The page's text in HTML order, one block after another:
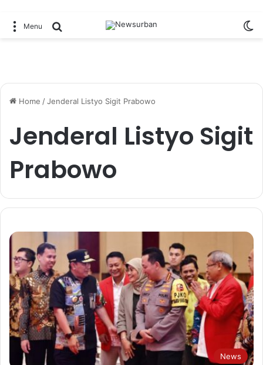
Menu Search for
Home /Jenderal Listyo Sigit Prabowo
Jenderal Listyo Sigit
Prabowo
News